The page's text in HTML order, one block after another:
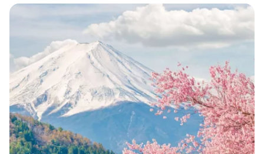
Tęsti su Facebook
Tęsti el. paštu